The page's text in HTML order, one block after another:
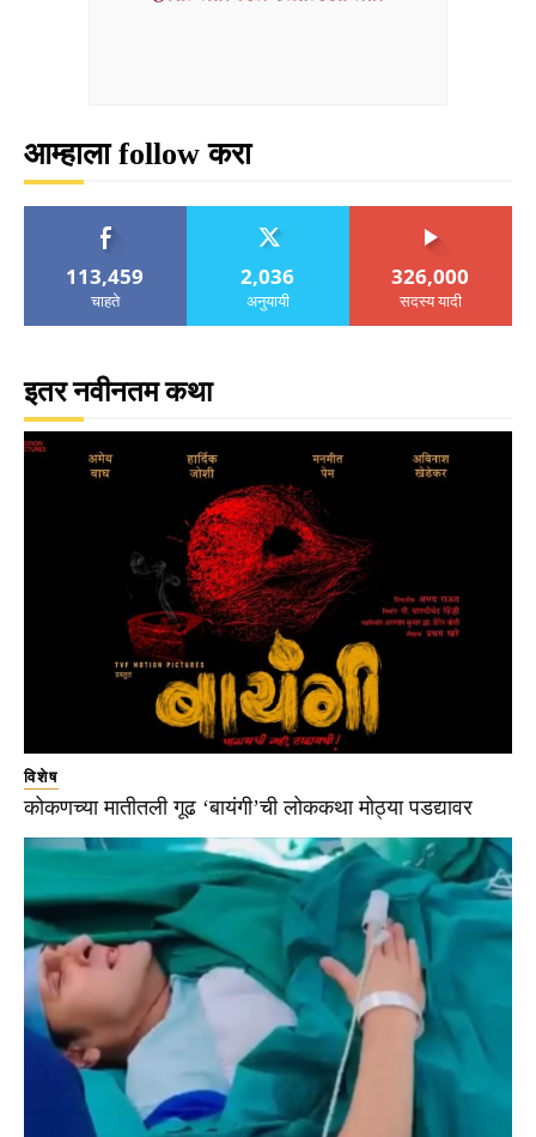
आम्हाला follow करा
113,459
चाहते
2,036
अनुयायी
326,000
सदस्य यादी
इतर नवीनतम कथा
विशेष
कोकणच्या मातीतली गूढ ‘बायंगी’ची लोककथा मोठ्या पडद्यावर